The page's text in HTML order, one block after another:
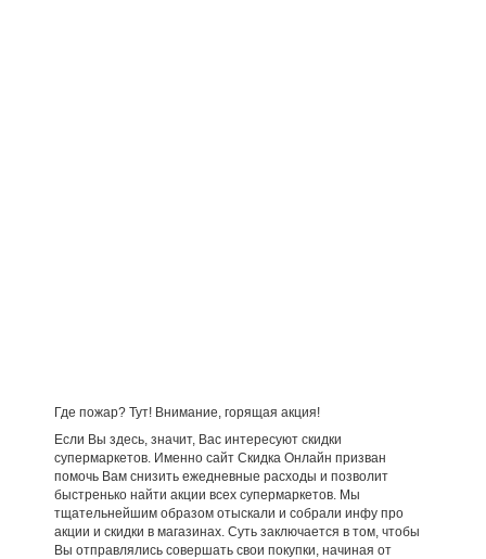
Где пожар? Тут! Внимание, горящая акция!
Если Вы здесь, значит, Вас интересуют скидки
супермаркетов. Именно сайт Скидка Онлайн призван
помочь Вам снизить ежедневные расходы и позволит
быстренько найти акции всех супермаркетов. Мы
тщательнейшим образом отыскали и собрали инфу про
акции и скидки в магазинах. Суть заключается в том, чтобы
Вы отправлялись совершать свои покупки, начиная от